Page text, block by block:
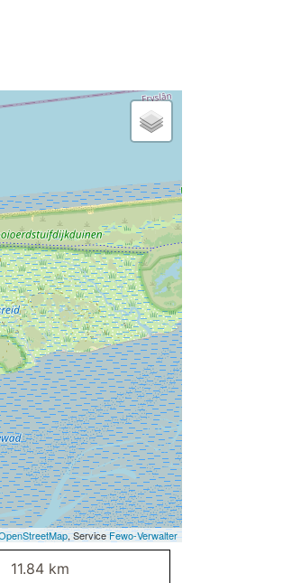
tegen betaling
, ServiceFewo-Verwalter
11.84 km